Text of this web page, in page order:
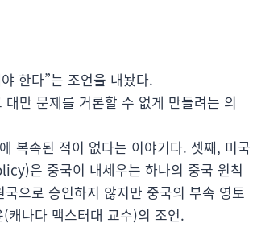
한다”는 조언을 내놨다.
만 문제를 거론할 수 없게 만들려는 의
복속된 적이 없다는 이야기다. 셋째, 미국
은 중국이 내세우는 하나의 중국 원칙
으로 승인하지 않지만 중국의 부속 영토
캐나다 맥스터대 교수)의 조언.